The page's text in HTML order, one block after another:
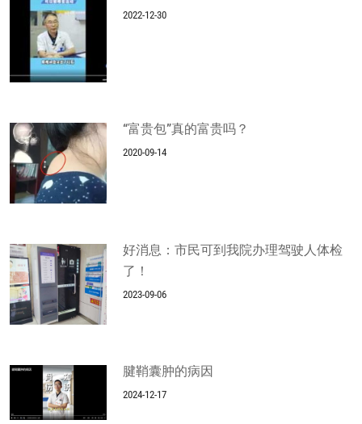
2022-12-30
“富贵包”真的富贵吗？
2020-09-14
好消息：市民可到我院办理驾驶人体检
了！
2023-09-06
腱鞘囊肿的病因
2024-12-17